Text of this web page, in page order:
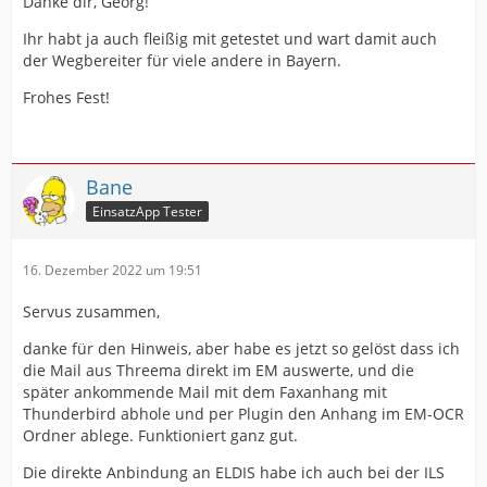
zu keinen Problemen, wenn z.B. am Alarmfax
irgendetwas nicht passt oder geändert wurde
(Zeilenumbruch, Schriftart, etc. ...).
Und der Support von Moritz Jöckel (Feuersoftware) ist 1a
Melde dich einfach einmal bei Eurer ILS. Ich kann nur
An scheena Gruaß
Schorsch Eham
(Freiwillige Feuerwehr Agatharied)
Ihr habt ja auch fleißig mit getestet und wart damit auch
der Wegbereiter für viele andere in Bayern.
Frohes Fest!
Bane
EinsatzApp Tester
16. Dezember 2022 um 19:51
Servus zusammen,
danke für den Hinweis, aber habe es jetzt so gelöst dass ich
die Mail aus Threema direkt im EM auswerte, und die
später ankommende Mail mit dem Faxanhang mit
Thunderbird abhole und per Plugin den Anhang im EM-OCR
Ordner ablege. Funktioniert ganz gut.
Die direkte Anbindung an ELDIS habe ich auch bei der ILS